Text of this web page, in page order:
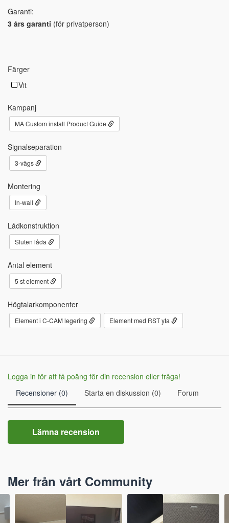
Garanti:
3 års garanti (för privatperson)
Färger
Vit
Kampanj
MA Custom install Product Guide
Signalseparation
3-vägs
Montering
In-wall
Lådkonstruktion
Sluten låda
Antal element
5 st element
Högtalarkomponenter
Element i C-CAM legering Element med RST yta
Logga in för att få poäng för din recension eller fråga!
Recensioner (0)
Starta en diskussion (0) Forum
Lämna recension
Mer från vårt Community